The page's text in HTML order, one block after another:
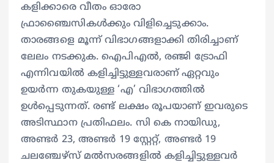
കളിക്കാരെ വീതം ഓരോ
ഫ്രാഞ്ചൈസികള്‍ക്കും വിളിച്ചെടുക്കാം.
താരങ്ങളെ മൂന്ന് വിഭാഗങ്ങളാക്കി തിരിച്ചാണ്
ലേലം നടക്കുക. ഐപിഎൽ, രഞ്ജി ട്രോഫി
എന്നിവയിൽ കളിച്ചിട്ടുള്ളവരാണ് ഏറ്റവും
ഉയർന്ന തുകയുള്ള ‘എ’ വിഭാഗത്തിൽ
ഉൾപ്പെടുന്നത്. രണ്ട് ലക്ഷം രൂപയാണ് ഇവരുടെ
അടിസ്ഥാന പ്രതിഫലം. സി കെ നായിഡു,
അണ്ടർ 23, അണ്ടർ 19 സ്റ്റേറ്റ്, അണ്ടർ 19
ചലഞ്ചേഴ്‌സ് മൽസരങ്ങളിൽ കളിച്ചിട്ടുള്ളവർ